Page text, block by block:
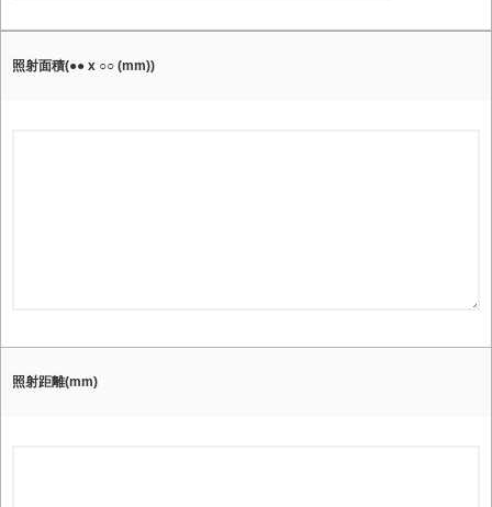
照射面積(●● x ○○ (mm))
照射距離(mm)